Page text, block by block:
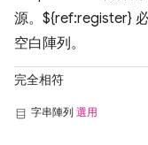
源。${ref:register}
空白陣列。
完全相符
字串陣列 選用